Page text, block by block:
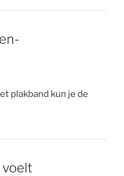
plakband kun je de
voelt